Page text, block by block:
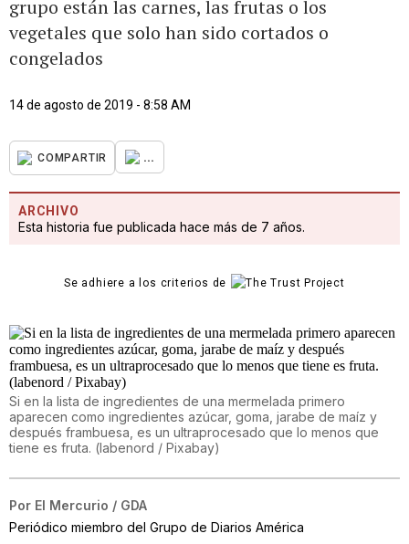
grupo están las carnes, las frutas o los
vegetales que solo han sido cortados o
congelados
14 de agosto de 2019 - 8:58 AM
COMPARTIR ...
ARCHIVO
Esta historia fue publicada hace más de 7 años.
Se adhiere a los criterios de
Si en la lista de ingredientes de una mermelada primero
aparecen como ingredientes azúcar, goma, jarabe de maíz y
después frambuesa, es un ultraprocesado que lo menos que
tiene es fruta. (labenord / Pixabay)
Por El Mercurio / GDA
Periódico miembro del Grupo de Diarios América